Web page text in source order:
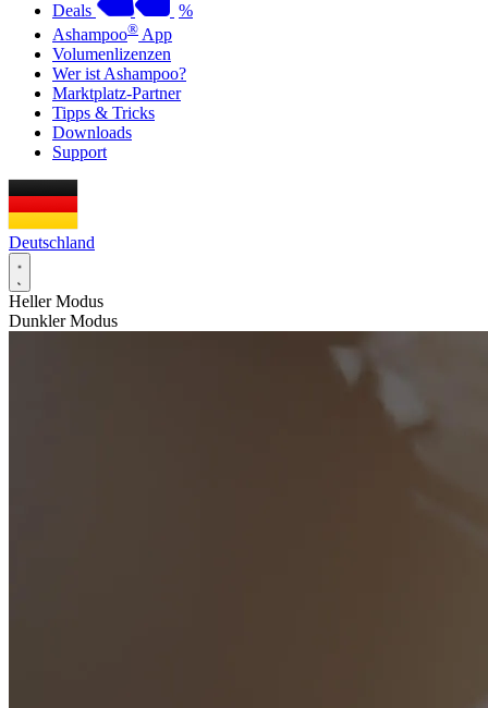
Deals
%
Ashampoo® App
Volumenlizenzen
Wer ist Ashampoo?
Marktplatz-Partner
Tipps & Tricks
Downloads
Support
Deutschland
Heller Modus
Dunkler Modus